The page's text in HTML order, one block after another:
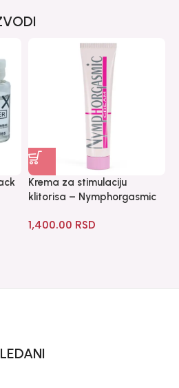
Krema za stimulaciju
klitorisa – Nymphorgasmic
1,400.00 RSD